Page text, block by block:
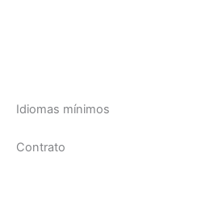
Idiomas mínimos
Contrato